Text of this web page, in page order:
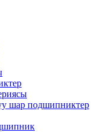
шар подшипниктер